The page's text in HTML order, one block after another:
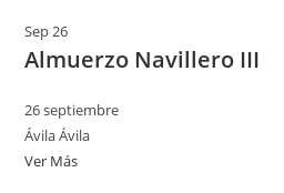
Sep26
Almuerzo Navillero III
26 septiembre
ÁvilaÁvila
Ver Más